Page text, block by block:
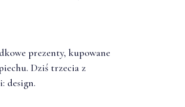
prezenty, kupowane
Dziś trzecia z
design.